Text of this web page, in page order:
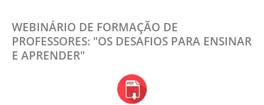
WEBINÁRIO DE FORMAÇÃO DE
PROFESSORES: "OS DESAFIOS PARA ENSINAR
E APRENDER"